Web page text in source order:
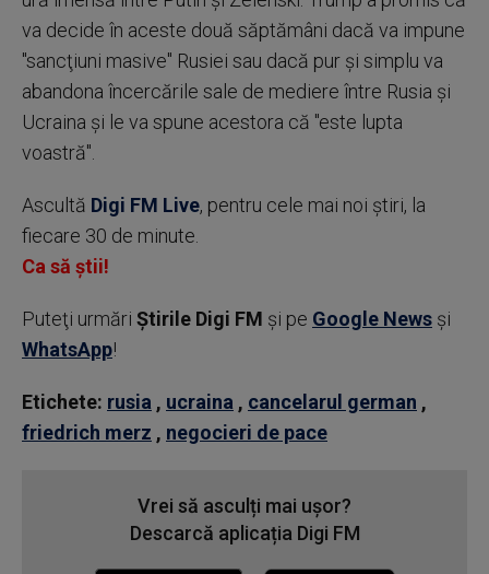
va decide în aceste două săptămâni dacă va impune
"sancţiuni masive" Rusiei sau dacă pur şi simplu va
abandona încercările sale de mediere între Rusia şi
Ucraina şi le va spune acestora că "este lupta
voastră".
Ascultă Digi FM Live, pentru cele mai noi știri, la
fiecare 30 de minute.
Ca să știi!
Puteţi urmări Știrile Digi FM şi pe Google News şi
WhatsApp!
Etichete: rusia , ucraina , cancelarul german ,
friedrich merz , negocieri de pace
Vrei să asculți mai ușor?
Descarcă aplicația Digi FM